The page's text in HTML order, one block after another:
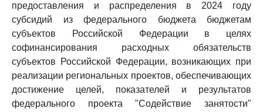
предоставления и распределения в 2024 году
субсидий из федерального бюджета бюджетам
субъектов Российской Федерации в целях
софинансирования расходных обязательств
субъектов Российской Федерации, возникающих при
реализации региональных проектов, обеспечивающих
достижение целей, показателей и результатов
федерального проекта "Содействие занятости"